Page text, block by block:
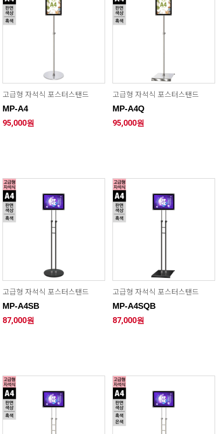
고급형 자석식 포스터스탠드
MP-A4
95,000원
고급형 자석식 포스터스탠드
MP-A4Q
95,000원
고급형 자석식 포스터스탠드
MP-A4SB
87,000원
고급형 자석식 포스터스탠드
MP-A4SQB
87,000원